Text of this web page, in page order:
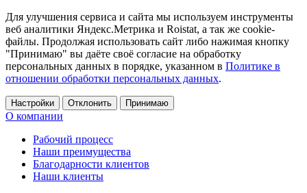
Для улучшения сервиса и сайта мы используем инструменты
веб аналитики Яндекс.Метрика и Roistat, а так же cookie-
файлы. Продолжая использовать сайт либо нажимая кнопку
"Принимаю" вы даёте своё согласие на обработку
персональных данных в порядке, указанном в Политике в
отношении обработки персональных данных.
Настройки Отклонить Принимаю
О компании
Рабочий процесс
Наши преимущества
Благодарности клиентов
Наши клиенты